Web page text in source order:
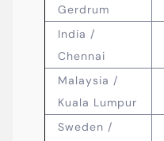
Gerdrum
India /
Chennai
Malaysia /
Kuala Lumpur
Sweden /